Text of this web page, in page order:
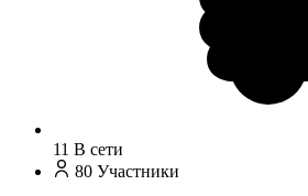
11 В сети
80 Участники